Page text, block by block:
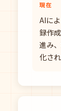
現在
AIに
録作
進み
化さ